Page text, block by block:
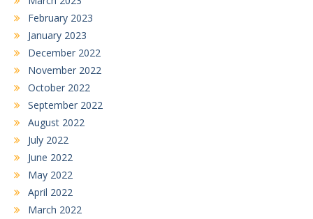
February 2023
January 2023
December 2022
November 2022
October 2022
September 2022
August 2022
July 2022
June 2022
May 2022
April 2022
March 2022